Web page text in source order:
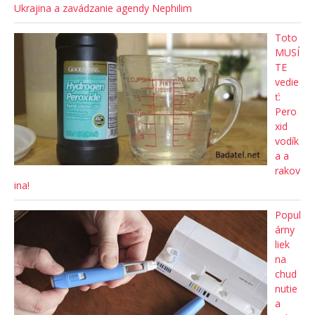
Ukrajina a zavádzanie agendy Nephilim
Toto
MUSÍ
TE
vedie
ť:
Pero
xid
vodík
a a
rakov
ina!
Popul
árny
liek
na
chud
nutie
a